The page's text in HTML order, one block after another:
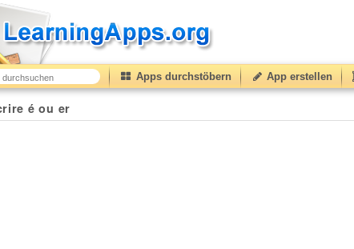
Apps durchstöbern App erstellen
é ou er